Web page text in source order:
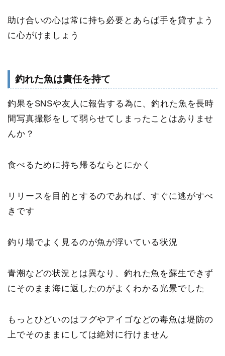
助け合いの心は常に持ち必要とあらば手を貸すよう
に心がけましょう
釣れた魚は責任を持て
釣果をSNSや友人に報告する為に、釣れた魚を長時
間写真撮影をして弱らせてしまったことはありませ
んか？
食べるために持ち帰るならとにかく
リリースを目的とするのであれば、すぐに逃がすべ
きです
釣り場でよく見るのが魚が浮いている状況
青潮などの状況とは異なり、釣れた魚を蘇生できず
にそのまま海に返したのがよくわかる光景でした
もっとひどいのはフグやアイゴなどの毒魚は堤防の
上でそのままにしては絶対に行けません